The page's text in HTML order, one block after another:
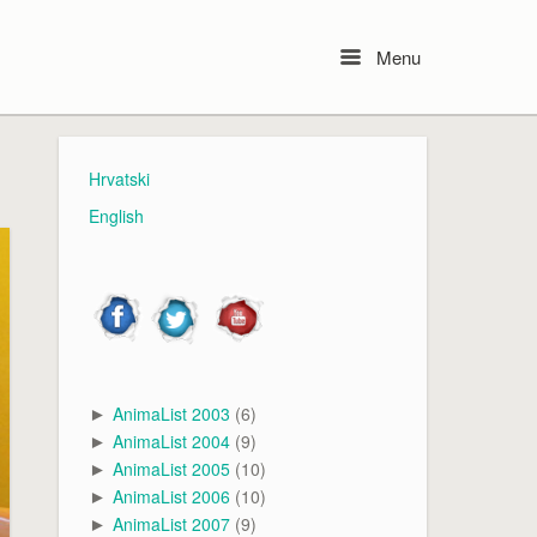
MenuMenu
Hrvatski
English
► AnimaList 2003 (6)
► AnimaList 2004(9)
► AnimaList 2005(10)
► AnimaList 2006(10)
► AnimaList 2007(9)